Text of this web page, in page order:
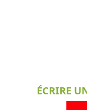
ÉCRIRE